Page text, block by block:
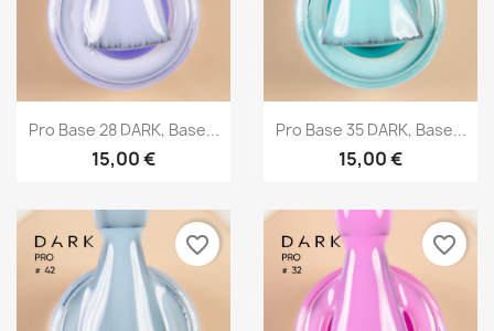
Vista rápida
Pro Base 28 DARK, Base...
15,00 €
Vista rápida
Pro Base 35 DARK, Base...
15,00 €
favorite_border favorite_border